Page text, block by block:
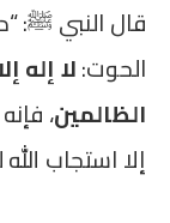
قال النبي ﷺ:
الحوت:لا إله
الظالمين،
إلا استجاب الله